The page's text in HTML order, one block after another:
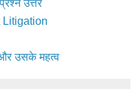
को 6:35:00 pm IST बजे